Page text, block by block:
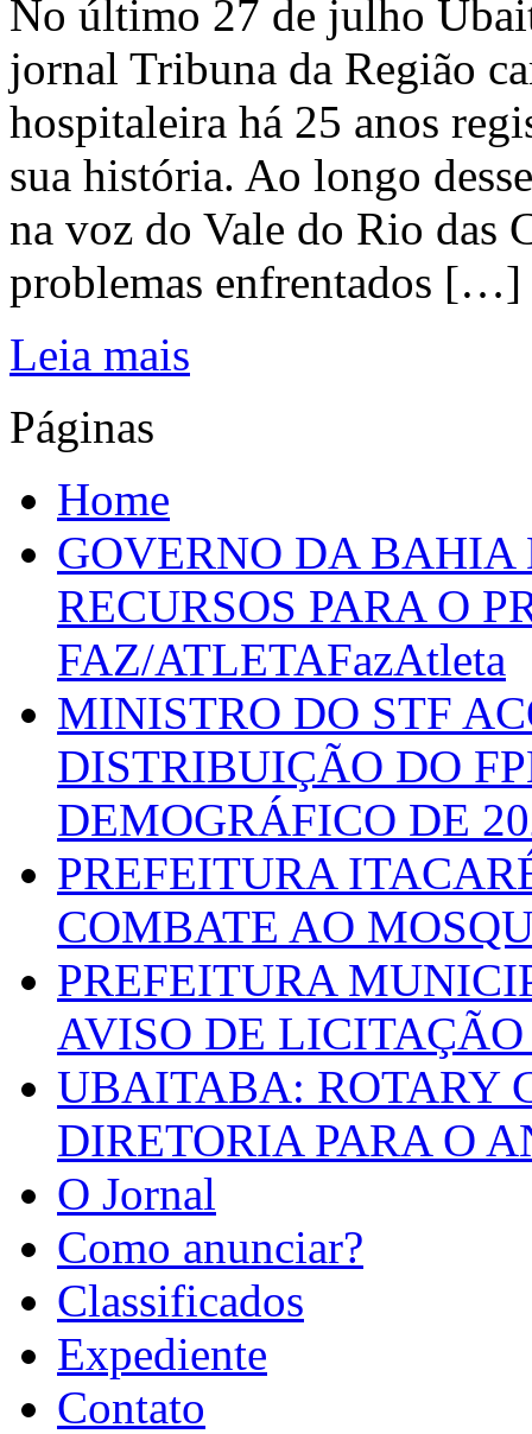
No último 27 de julho
jornal Tribuna da Região
hospitaleira há 25 anos
sua história. Ao longo
na voz do Vale do Rio das
problemas enfrentados […]
Leia mais
Páginas
Home
GOVERNO DA
RECURSOS PARA O
FAZ/ATLETAFazAtleta
MINISTRO DO STF
DISTRIBUIÇÃO DO
DEMOGRÁFICO DE
PREFEITURA
COMBATE AO
PREFEITURA
AVISO DE LICITAÇÃO
UBAITABA: ROTARY
DIRETORIA PARA O
O Jornal
Como anunciar?
Classificados
Expediente
Contato